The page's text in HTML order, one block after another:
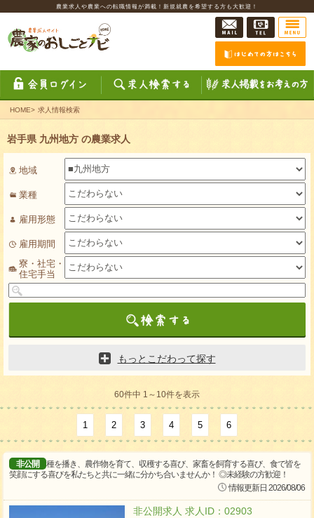
農業求人や農業への転職情報が満載！新規就農を希望する方も大歓迎！
HOME> 求人情報検索
岩手県 九州地方 の農業求人
地域
業種
雇用形態
雇用期間
寮・社宅・
住宅手当
もっとこだわって探す
60件中 1～10件を表示
1 2 3 4 5 6
非公開
種を播き、農作物を育て、収穫する喜び、家畜を飼育する喜び、食で皆を
笑顔にする喜びを私たちと共に一緒に分かち合いませんか！ ◎未経験の方歓迎！
情報更新日 2026/08/06
非公開求人 求人ID：02903